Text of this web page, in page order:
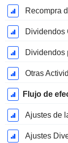
Recompra
Dividendos
Otras
Ajustes de
Ajustes